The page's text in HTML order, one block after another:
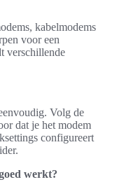
kabelmodems
voor een
verschillende
Volg de
dat je het modem
configureert
werkt?